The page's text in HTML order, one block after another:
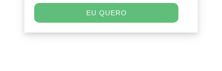
EU QUERO